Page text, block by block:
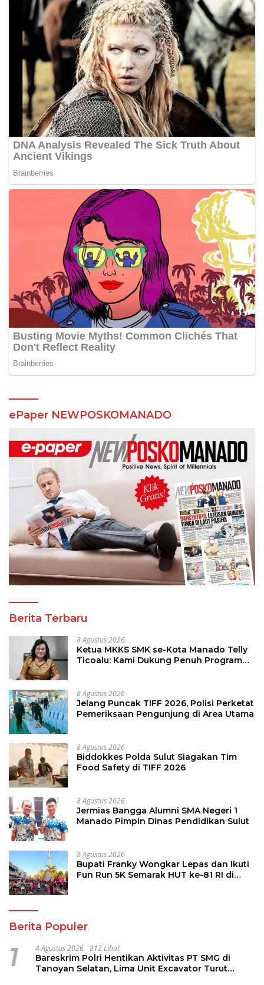
ePaper NEWPOSKOMANADO
Berita Terbaru
8 Agustus 2026
Ketua MKKS SMK se-Kota Manado Telly
Ticoalu: Kami Dukung Penuh Program
8 Agustus 2026
Jelang Puncak TIFF 2026, Polisi Perketat
Pemeriksaan Pengunjung di Area Utama
8 Agustus 2026
Biddokkes Polda Sulut Siagakan Tim
Food Safety di TIFF 2026
8 Agustus 2026
Jermias Bangga Alumni SMA Negeri 1
Manado Pimpin Dinas Pendidikan Sulut
8 Agustus 2026
Bupati Franky Wongkar Lepas dan Ikuti
Fun Run 5K Semarak HUT ke-81 RI di
Berita Populer
1 4 Agustus 2026 812 Lihat
Bareskrim Polri Hentikan Aktivitas PT SMG di
Tanoyan Selatan, Lima Unit Excavator Turut